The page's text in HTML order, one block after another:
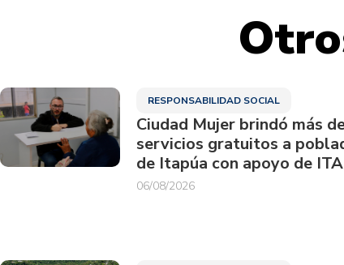
RESPONSABILIDAD SOCIAL
Ciudad Mujer brindó más
servicios gratuitos a
de Itapúa con apoyo de
06/08/2026